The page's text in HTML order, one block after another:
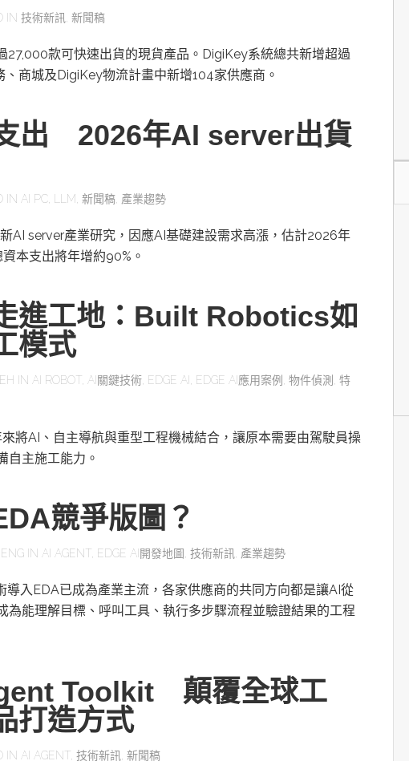
IN 技術新訊 新聞稿
款可快速出貨的現貨產品。DigiKey系統總共新增超過
商城及DigiKey物流計畫中新增104家供應商。
出 2026年AI server出貨
IN AI PC LLM 新聞稿 產業趨勢
AI server產業研究，因應AI基礎建設需求高漲，估計2026年
本支出將年增約90%。
進工地：Built Robotics如
模式
IN AI ROBOT AI關鍵技術 EDGE AI EDGE AI應用案例 物件偵測
特
將AI、自主導航與重型工程機械結合，讓原本需要由駕駛員操
自主施工能力。
競爭版圖？
IN AI AGENT EDGE AI開發地圖 技術新訊 產業趨勢
導入EDA已成為產業主流，各家供應商的共同方向都是讓AI從
為能理解目標、呼叫工具、執行多步驟流程並驗證結果的工程
Toolkit 顛覆全球工
打造方式
IN AI AGENT 技術新訊 新聞稿